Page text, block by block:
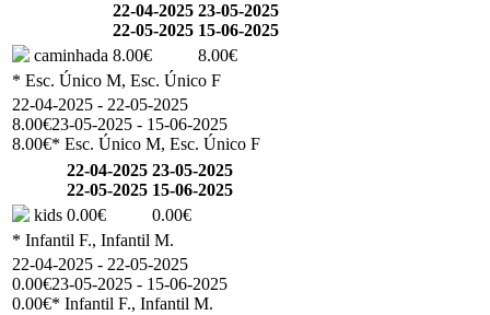
22-04-2025
22-05-2025
23-05-2025
15-06-2025
caminhada 8.00€
8.00€
* Esc. Único M, Esc. Único F
22-04-2025 - 22-05-2025
8.00€23-05-2025 - 15-06-2025
8.00€* Esc. Único M, Esc. Único F
22-04-2025
22-05-2025
23-05-2025
15-06-2025
kids 0.00€
0.00€
* Infantil F., Infantil M.
22-04-2025 - 22-05-2025
0.00€23-05-2025 - 15-06-2025
0.00€* Infantil F., Infantil M.